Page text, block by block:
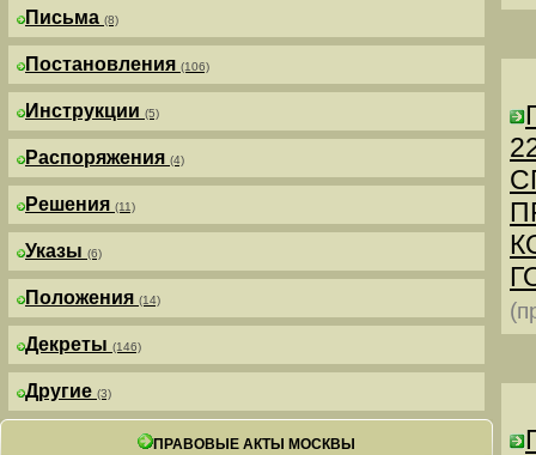
Письма (8)
Постановления (106)
Инструкции (5)
Распоряжения (4)
Решения (11)
Указы (6)
Положения (14)
Декреты (146)
Другие (3)
ПРАВОВЫЕ АКТЫ МОСКВЫ